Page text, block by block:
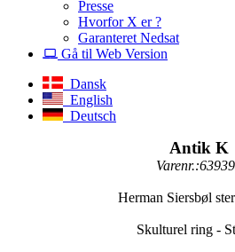
Presse
Hvorfor X er ?
Garanteret Nedsat
Gå til Web Version
Dansk
English
Deutsch
Antik K
Herman Siersbøl
Skulturel ring -